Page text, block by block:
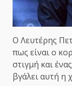
Ο Λευτέρης
πως είναι ο
στιγμή και
βγάλει αυτή η